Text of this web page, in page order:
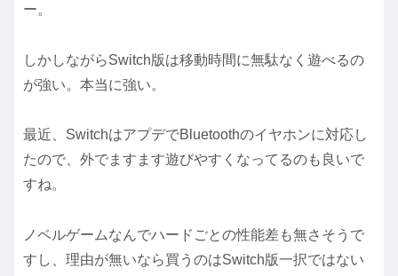
ー。
しかしながらSwitch版は移動時間に無駄なく遊べるの
が強い。本当に強い。
最近、SwitchはアプデでBluetoothのイヤホンに対応し
たので、外でますます遊びやすくなってるのも良いで
すね。
ノベルゲームなんでハードごとの性能差も無さそうで
すし、理由が無いなら買うのはSwitch版一択ではない